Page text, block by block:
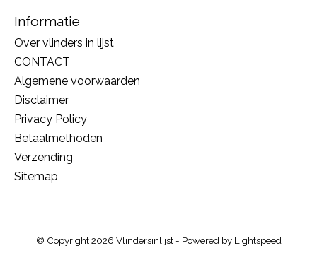
Informatie
Over vlinders in lijst
CONTACT
Algemene voorwaarden
Disclaimer
Privacy Policy
Betaalmethoden
Verzending
Sitemap
© Copyright 2026 Vlindersinlijst - Powered by Lightspeed